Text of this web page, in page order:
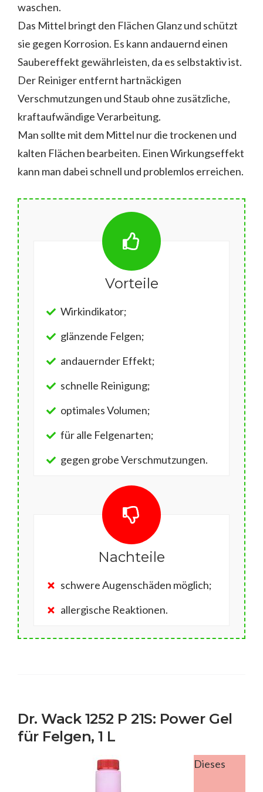
waschen.
Das Mittel bringt den Flächen Glanz und schützt
sie gegen Korrosion. Es kann andauernd einen
Saubereffekt gewährleisten, da es selbstaktiv ist.
Der Reiniger entfernt hartnäckigen
Verschmutzungen und Staub ohne zusätzliche,
kraftaufwändige Verarbeitung.
Man sollte mit dem Mittel nur die trockenen und
kalten Flächen bearbeiten. Einen Wirkungseffekt
kann man dabei schnell und problemlos erreichen.
Vorteile
Wirkindikator;
glänzende Felgen;
andauernder Effekt;
schnelle Reinigung;
optimales Volumen;
für alle Felgenarten;
gegen grobe Verschmutzungen.
Nachteile
schwere Augenschäden möglich;
allergische Reaktionen.
Dr. Wack 1252 P 21S: Power Gel
für Felgen, 1 L
Dieses